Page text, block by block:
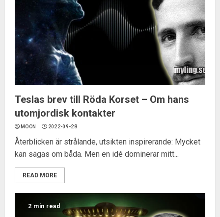
Teslas brev till Röda Korset – Om hans
utomjordisk kontakter
MOON 2022-09-28
Återblicken är strålande, utsikten inspirerande: Mycket
kan sägas om båda. Men en idé dominerar mitt...
READ MORE
2 min read